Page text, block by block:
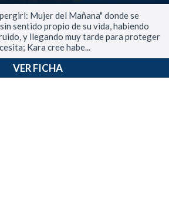
Mujer del Mañana" donde se
sentido propio de su vida, habiendo
y llegando muy tarde para proteger
Kara cree habe...
VER FICHA